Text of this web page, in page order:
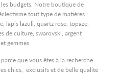
budgets. Notre boutique de
tout type de matières :
lapis lazuli, quartz rose, topaze,
de culture, swarovski, argent
gemmes.
que vous êtes à la recherche
chics, exclusifs et de belle qualité